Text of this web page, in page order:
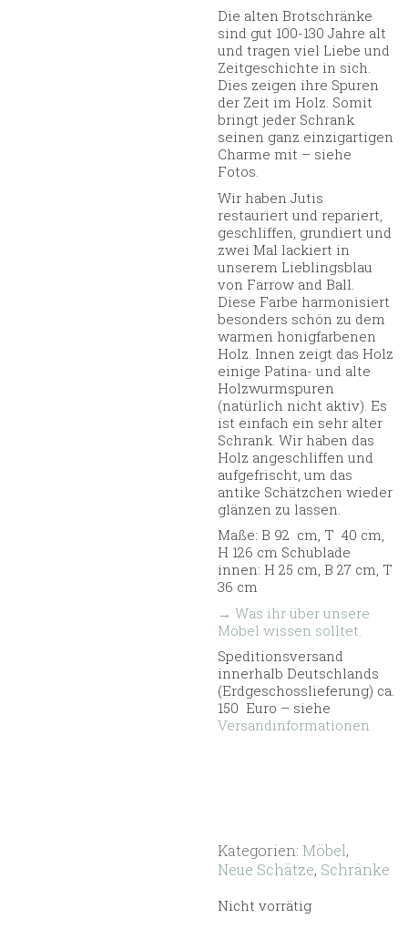
Die alten Brotschränke
sind gut 100-130 Jahre alt
und tragen viel Liebe und
Zeitgeschichte in sich.
Dies zeigen ihre Spuren
der Zeit im Holz. Somit
bringt jeder Schrank
seinen ganz einzigartigen
Charme mit – siehe
Fotos.
Wir haben Jutis
restauriert und repariert,
geschliffen, grundiert und
zwei Mal lackiert in
unserem Lieblingsblau
von Farrow and Ball.
Diese Farbe harmonisiert
besonders schön zu dem
warmen honigfarbenen
Holz. Innen zeigt das Holz
einige Patina- und alte
Holzwurmspuren
(natürlich nicht aktiv). Es
ist einfach ein sehr alter
Schrank. Wir haben das
Holz angeschliffen und
aufgefrischt, um das
antike Schätzchen wieder
glänzen zu lassen.
Maße: B 92 cm, T 40 cm,
H 126 cm Schublade
innen: H 25 cm, B 27 cm, T
36 cm
→ Was ihr über unsere
Möbel wissen solltet.
Speditionsversand
innerhalb Deutschlands
(Erdgeschosslieferung) ca.
150 Euro – siehe
Versandinformationen
Kategorien: Möbel,
Neue Schätze, Schränke
Nicht vorrätig